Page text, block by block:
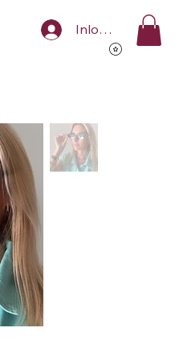
Inloggen